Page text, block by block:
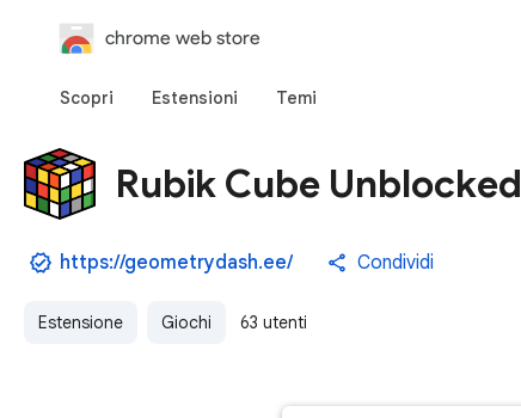
chrome web store
Scopri Estensioni Temi
Rubik Cube Unblocked
https://geometrydash.ee/ Condividi
Estensione Giochi 63 utenti